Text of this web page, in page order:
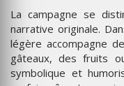
La campagne se
narrative originale.
légère accompagne
gâteaux, des fruits
symbolique et